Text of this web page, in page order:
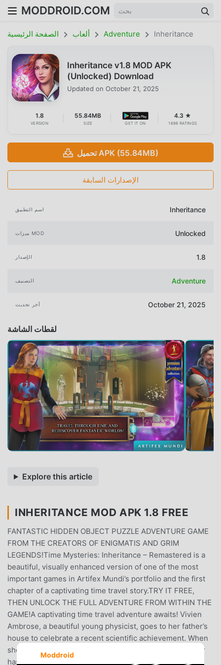
MODDROID.COM
الصفحة الرئيسية ألعاب Adventure Inheritance
Inheritance v1.8 MOD APK
(Unlocked) Download
Updated on October 21, 2025
1.8
VERSION
55.84MB
SIZE GET IT ON
4.3 ★
1698 RATINGS
تحميل APK (55.84MB)
الإصدارات السابقة
اسم التطبيق Inheritance
ميزات MOD Unlocked
الإصدار 1.8
التصنيف Adventure
آخر تحديث October 21, 2025
لقطات الشاشة
Explore this article
INHERITANCE MOD APK 1.8 FREE
FANTASTIC HIDDEN OBJECT PUZZLE ADVENTURE GAME
FROM THE CREATORS OF ENIGMATIS AND GRIM
LEGENDS!Time Mysteries: Inheritance – Remastered is a
beautiful, visually enhanced version of one of the most
important games in Artifex Mundi’s portfolio and the first
chapter of a captivating time travel story.TRY IT FREE,
THEN UNLOCK THE FULL ADVENTURE FROM WITHIN THE
GAME!A captivating time travel adventure awaits! Vivien
Ambrose, a beautiful young physicist, goes to her father’s
house to celebrate a recent scientific achievement. When
she gets there, she is puzzled to discover that her father
has vanished.27 mini games and 31 scenes with hidden
Moddroid